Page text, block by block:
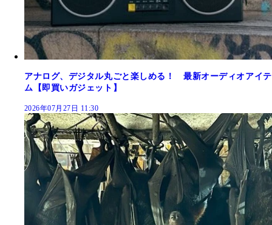
アナログ、デジタル丸ごと楽しめる！ 最新オーディオアイテ
ム【即買いガジェット】
2026年07月27日 11:30